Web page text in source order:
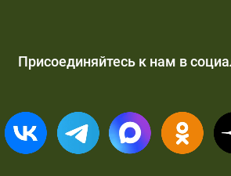
Присоединяйтесь к нам в